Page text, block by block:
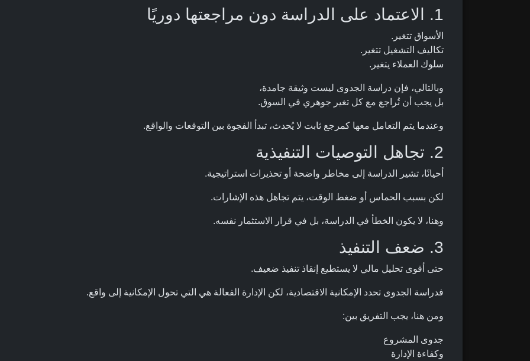
1. الاعتماد على الدراسة دون مراجعتها دوريًا
الأسواق تتغير.
تكاليف التشغيل تتغير.
سلوك العملاء يتغير.
وبالتالي، فإن دراسة الجدوى ليست وثيقة جامدة،
بل يجب أن تُراجع مع كل تغير جوهري في السوق.
وعندما يتم التعامل معها كمرجع ثابت لا يُحدث، تبدأ الفجوة بين التوقعات والواقع.
2. تجاهل التوصيات التنفيذية
أحيانًا، تشير الدراسة إلى مخاطر واضحة أو تحذيرات استراتيجية.
لكن بسبب الحماس أو ضغط الوقت، يتم تجاهل هذه الإشارات.
وهنا، لا يكون الخطأ في الدراسة، بل في قرار الاستثمار نفسه.
3. ضعف التنفيذ
حتى أقوى تحليل مالي لا يستطيع إنقاذ تنفيذ ضعيف.
فدراسة الجدوى تحدد الإمكانية الاقتصادية، لكن الإدارة الفعالة هي التي تحول الإمكانية إلى واقع.
ومن هنا، يجب التفريق بين:
جدوى المشروع
وكفاءة الإدارة